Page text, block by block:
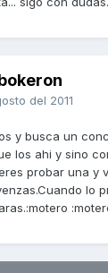
del 2011
y busca un
los ahi y sino
probar una y
lo